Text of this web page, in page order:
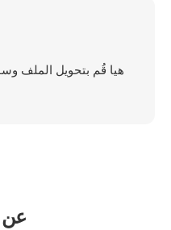
هيا قُم بتحويل الملف
عن